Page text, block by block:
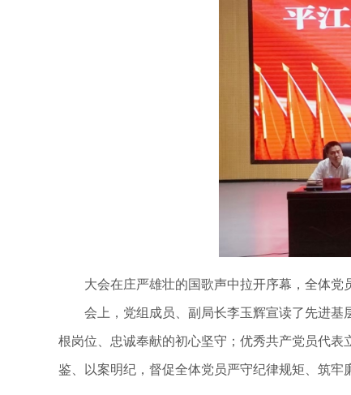
大会在庄严雄壮的国歌声中拉开序幕，全体党
会上，党组成员、副局长李玉辉宣读了先进基
根岗位、忠诚奉献的初心坚守；优秀共产党员代
鉴、以案明纪，督促全体党员严守纪律规矩、筑牢